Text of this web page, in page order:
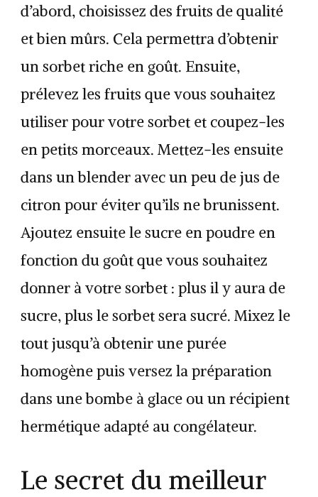
d’abord, choisissez des fruits de qualité
et bien mûrs. Cela permettra d’obtenir
un sorbet riche en goût. Ensuite,
prélevez les fruits que vous souhaitez
utiliser pour votre sorbet et coupez-les
en petits morceaux. Mettez-les ensuite
dans un blender avec un peu de jus de
citron pour éviter qu’ils ne brunissent.
Ajoutez ensuite le sucre en poudre en
fonction du goût que vous souhaitez
donner à votre sorbet : plus il y aura de
sucre, plus le sorbet sera sucré. Mixez le
tout jusqu’à obtenir une purée
homogène puis versez la préparation
dans une bombe à glace ou un récipient
hermétique adapté au congélateur.
Le secret du meilleur